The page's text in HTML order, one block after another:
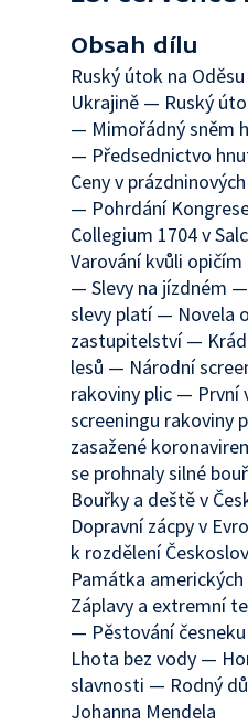
Obsah dílu
Ruský útok na
Ukrajině — Ruský
— Mimořádný sněm
— Předsednictvo
Ceny v
— Pohrdání
Collegium 1704 v
Varování kvůli
— Slevy na jízdném
slevy platí — Novela
zastupitelství —
lesů — Národní
rakoviny plic — První
screeningu rakoviny
zasažené
se prohnaly silné
Bouřky a deště v
Dopravní zácpy v
k rozdělení
Památka
Záplavy a extremní
— Pěstování
Lhota bez vody —
slavnosti — Rodný
Johanna Mendela